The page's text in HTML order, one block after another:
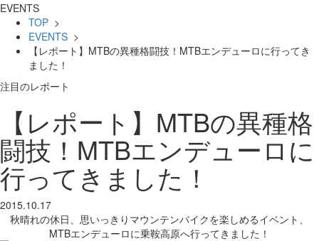
EVENTS
TOP >
EVENTS >
【レポート】MTBの異種格闘技！MTBエンデューロに行ってき
ました！
注目のレポート
【レポート】MTBの異種格
闘技！MTBエンデューロに
行ってきました！
2015.10.17
秋晴れの休日、思いっきりマウンテンバイクを楽しめるイベント、
MTBエンデューロに乗鞍高原へ行ってきました！